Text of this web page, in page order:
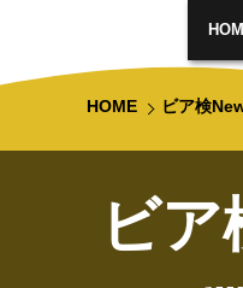
HOME ビア検
ビ